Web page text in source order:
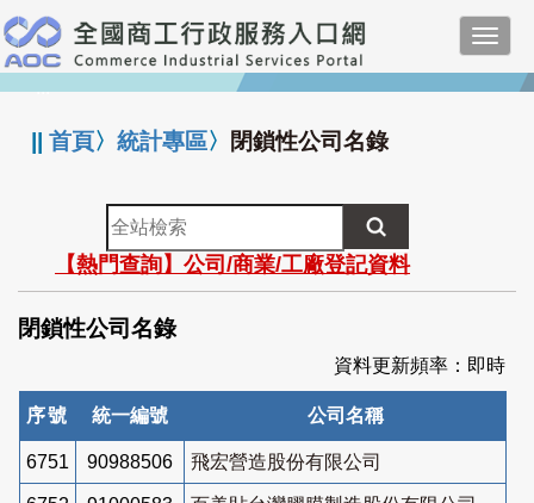
跳
到
主
要
:::
||首頁〉統計專區〉 閉鎖性公司名錄
全
站
檢
索
【熱門查詢】公司/商業/工廠登記資料
閉鎖性公司名錄
資料更新頻率：即時
序號 統一編號 公司名稱
6751 90988506 飛宏營造股份有限公司